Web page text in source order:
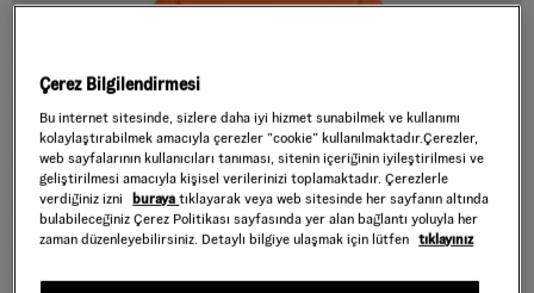
Çerez Bilgilendirmesi
Bu internet sitesinde, sizlere daha iyi hizmet sunabilmek ve kullanımı
kolaylaştırabilmek amacıyla çerezler ”cookie” kullanılmaktadır.Çerezler,
web sayfalarının kullanıcıları tanıması, sitenin içeriğinin iyileştirilmesi ve
geliştirilmesi amacıyla kişisel verilerinizi toplamaktadır. Çerezlerle
verdiğiniz izni
burayatıklayarak veya web sitesinde her sayfanın altında
bulabileceğiniz Çerez Politikası sayfasında yer alan bağlantı yoluyla her
zaman düzenleyebilirsiniz. Detaylı bilgiye ulaşmak için lütfen tıklayınız